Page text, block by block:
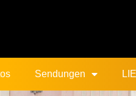
Sendungen